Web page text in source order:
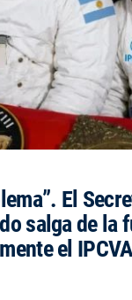
El
salga de la
el